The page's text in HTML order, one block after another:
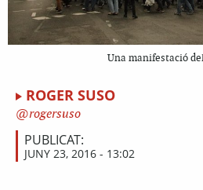
Una manifestació
ROGER SUSO
rogersuso
PUBLICAT:
JUNY 23, 2016 - 13:02